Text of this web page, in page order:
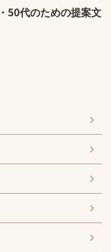
50代のための提案文